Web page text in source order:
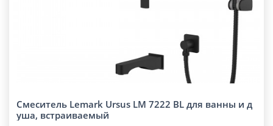
Смеситель Lemark Ursus LM 7222 BL для ванны и д
уша, встраиваемый